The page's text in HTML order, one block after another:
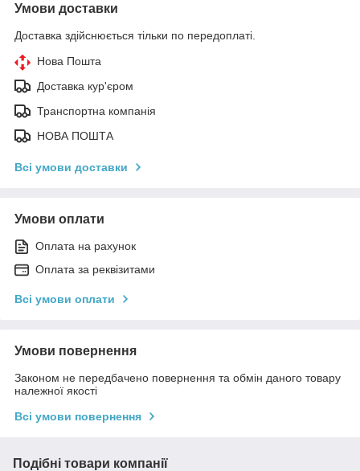
Умови доставки
Доставка здійснюється тільки по передоплаті.
Нова Пошта
Доставка кур'єром
Транспортна компанія
НОВА ПОШТА
Всі умови доставки
Умови оплати
Оплата на рахунок
Оплата за реквізитами
Всі умови оплати
Умови повернення
Законом не передбачено повернення та обмін даного товару
належної якості
Всі умови повернення
Подібні товари компанії